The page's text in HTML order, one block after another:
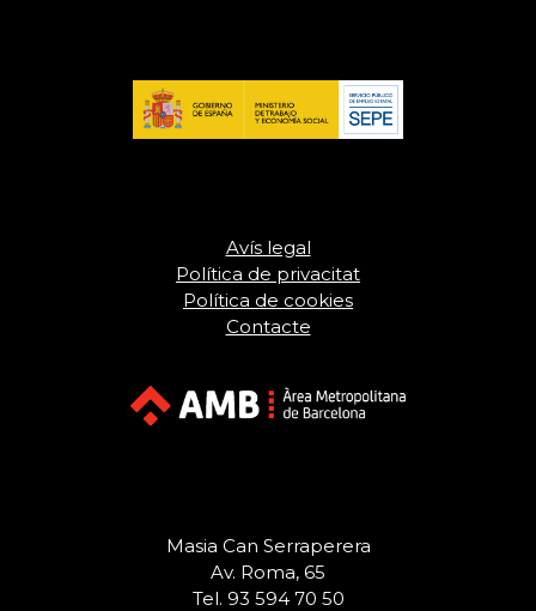
Avís legal
Política de privacitat
Política de cookies
Contacte
Masia Can Serraperera
Av. Roma, 65
Tel. 93 594 70 50